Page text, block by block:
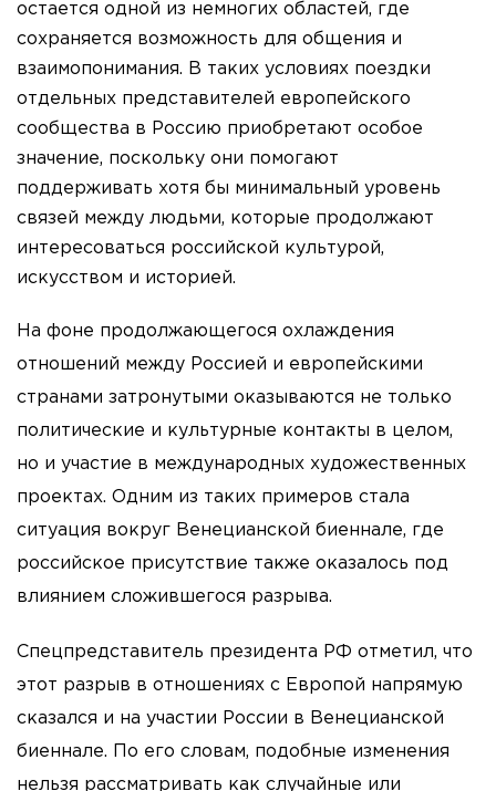
остается одной из немногих областей, где
сохраняется возможность для общения и
взаимопонимания. В таких условиях поездки
отдельных представителей европейского
сообщества в Россию приобретают особое
значение, поскольку они помогают
поддерживать хотя бы минимальный уровень
связей между людьми, которые продолжают
интересоваться российской культурой,
искусством и историей.
На фоне продолжающегося охлаждения
отношений между Россией и европейскими
странами затронутыми оказываются не только
политические и культурные контакты в целом,
но и участие в международных художественных
проектах. Одним из таких примеров стала
ситуация вокруг Венецианской биеннале, где
российское присутствие также оказалось под
влиянием сложившегося разрыва.
Спецпредставитель президента РФ отметил, что
этот разрыв в отношениях с Европой напрямую
сказался и на участии России в Венецианской
биеннале. По его словам, подобные изменения
нельзя рассматривать как случайные или